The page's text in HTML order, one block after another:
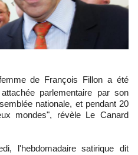
de François Fillon a été
parlementaire par son
nationale, et pendant 20
mondes", révèle Le Canard
l'hebdomadaire satirique dit